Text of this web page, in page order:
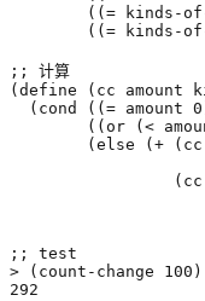
(( = kinds-
(( = kinds-
;; 计算
( define ( cc amount
( cond (( = amount 0
(( or ( <
( else ( + ( cc
( cc
;; test
>
( count-change 100 )
292